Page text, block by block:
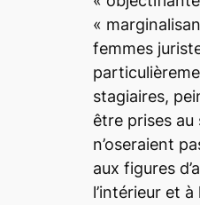
«
femmes
stagiaires,
être prises au
n’oseraient
aux figures
l’intérieur et à